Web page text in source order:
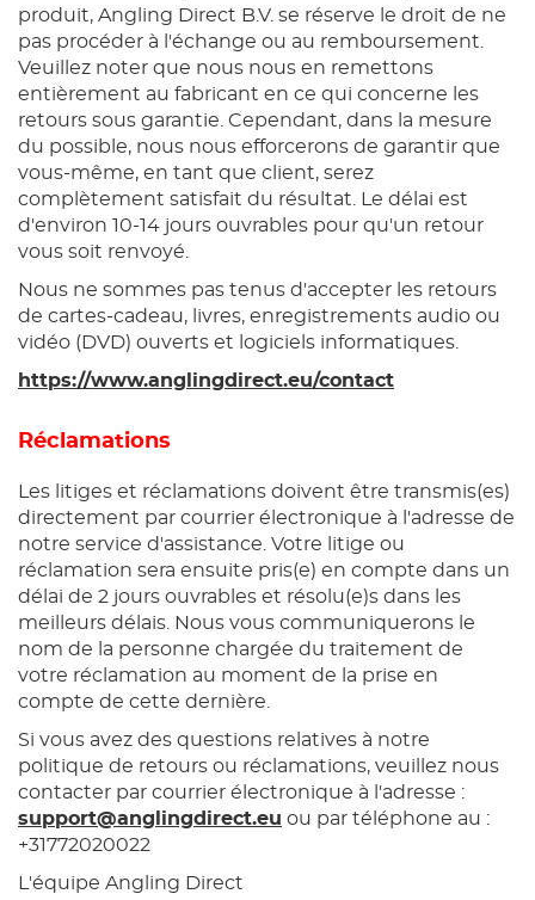
produit, Angling Direct B.V. se réserve le droit de ne
pas procéder à l'échange ou au remboursement.
Veuillez noter que nous nous en remettons
entièrement au fabricant en ce qui concerne les
retours sous garantie. Cependant, dans la mesure
du possible, nous nous efforcerons de garantir que
vous-même, en tant que client, serez
complètement satisfait du résultat. Le délai est
d'environ 10-14 jours ouvrables pour qu'un retour
vous soit renvoyé.
Nous ne sommes pas tenus d'accepter les retours
de cartes-cadeau, livres, enregistrements audio ou
vidéo (DVD) ouverts et logiciels informatiques.
https://www.anglingdirect.eu/contact
Réclamations
Les litiges et réclamations doivent être transmis(es)
directement par courrier électronique à l'adresse de
notre service d'assistance. Votre litige ou
réclamation sera ensuite pris(e) en compte dans un
délai de 2 jours ouvrables et résolu(e)s dans les
meilleurs délais. Nous vous communiquerons le
nom de la personne chargée du traitement de
votre réclamation au moment de la prise en
compte de cette dernière.
Si vous avez des questions relatives à notre
politique de retours ou réclamations, veuillez nous
contacter par courrier électronique à l'adresse :
support@anglingdirect.eu ou par téléphone au :
+31772020022
L'équipe Angling Direct